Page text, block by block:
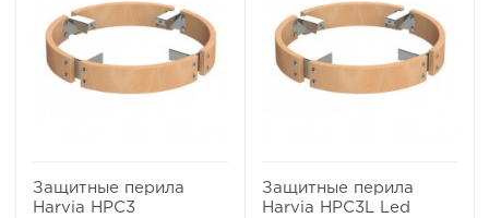
Защитные перила
Harvia HPC3
Защитные перила
Harvia HPC3L Led